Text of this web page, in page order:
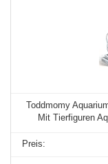
Toddmomy
Mit Tierfiguren